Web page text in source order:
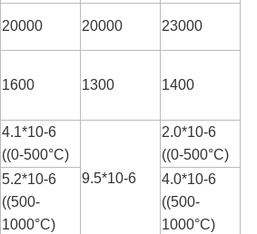
20000 20000 23000
1600 1300 1400
4.1*10-6
((0-500°C)
9.5*10-6
2.0*10-6
((0-500°C)
5.2*10-6
((500-
1000°C)
4.0*10-6
((500-
1000°C)